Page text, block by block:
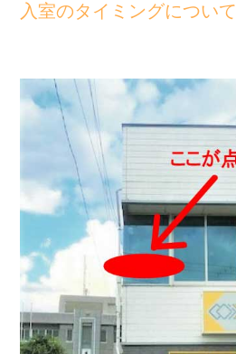
入室のタイミングについて